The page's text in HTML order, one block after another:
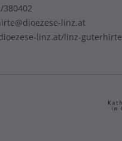
380402
linz.at
linz.at/linz-guterhirte